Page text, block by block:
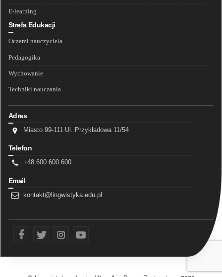
E-learning
Strefa Edukacji
Oczami nauczyciela
Pedagogika
Wychowanie
Techniki nauczania
Adres
Miasto 99-111 Ul. Przykładowa 11/54
Telefon
+48 600 600 600
Email
kontakt@lingwistyka.edu.pl
tw ins yt